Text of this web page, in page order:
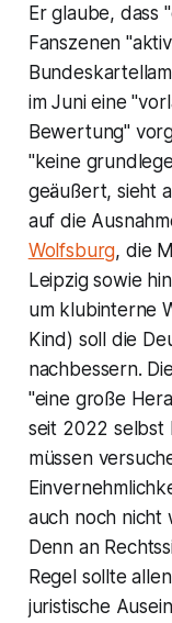
Er glaube, dass
Fanszenen
im Juni eine
Bewertung"
"keine
geäußert, sieht
auf die
Wolfsburg, die
Leipzig sowie
um klubinterne
Kind) soll die
nachbessern.
"eine große
seit 2022 selbst
müssen
auch noch nicht
Denn an
Regel sollte
juristische